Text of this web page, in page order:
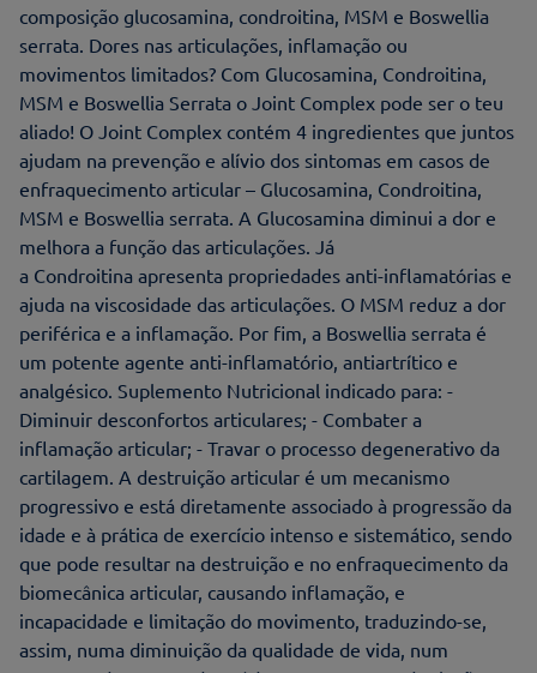
composição glucosamina, condroitina, MSM e Boswellia
serrata. Dores nas articulações, inflamação ou
movimentos limitados? Com Glucosamina, Condroitina,
MSM e Boswellia Serrata o Joint Complex pode ser o teu
aliado! O Joint Complex contém 4 ingredientes que juntos
ajudam na prevenção e alívio dos sintomas em casos de
enfraquecimento articular – Glucosamina, Condroitina,
MSM e Boswellia serrata. A Glucosamina diminui a dor e
melhora a função das articulações. Já
a Condroitina apresenta propriedades anti-inflamatórias e
ajuda na viscosidade das articulações. O MSM reduz a dor
periférica e a inflamação. Por fim, a Boswellia serrata é
um potente agente anti-inflamatório, antiartrítico e
analgésico. Suplemento Nutricional indicado para: -
Diminuir desconfortos articulares; - Combater a
inflamação articular; - Travar o processo degenerativo da
cartilagem. A destruição articular é um mecanismo
progressivo e está diretamente associado à progressão da
idade e à prática de exercício intenso e sistemático, sendo
que pode resultar na destruição e no enfraquecimento da
biomecânica articular, causando inflamação, e
incapacidade e limitação do movimento, traduzindo-se,
assim, numa diminuição da qualidade de vida, num